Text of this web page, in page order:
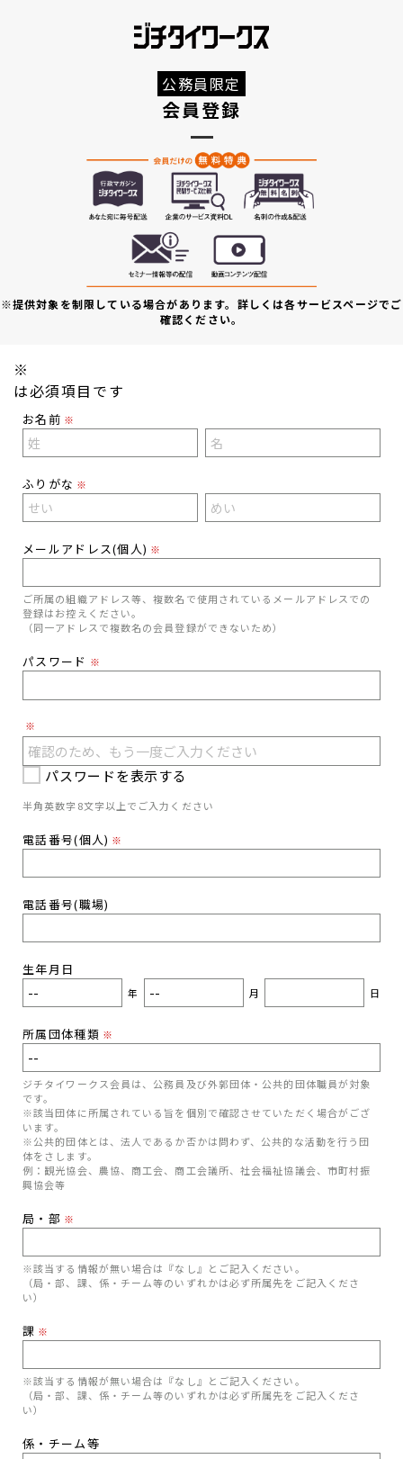
公務員限定
会員登録
※提供対象を制限している場合があります。詳しくは各サービスページでご
確認ください。
※
は必須項目です
お名前 ※
ふりがな ※
メールアドレス(個人) ※
ご所属の組織アドレス等、複数名で使用されているメールアドレスでの
登録はお控えください。
（同一アドレスで複数名の会員登録ができないため）
パスワード ※
※
パスワードを表示する
半角英数字8文字以上でご入力ください
電話番号(個人) ※
電話番号(職場)
生年月日
年 月 日
所属団体種類 ※
ジチタイワークス会員は、公務員及び外郭団体・公共的団体職員が対象
です。
※該当団体に所属されている旨を個別で確認させていただく場合がござ
います。
※公共的団体とは、法人であるか否かは問わず、公共的な活動を行う団
体をさします。
例：観光協会、農協、商工会、商工会議所、社会福祉協議会、市町村振
興協会等
局・部 ※
※該当する情報が無い場合は『なし』とご記入ください。
（局・部、課、係・チーム等のいずれかは必ず所属先をご記入くださ
い）
課 ※
※該当する情報が無い場合は『なし』とご記入ください。
（局・部、課、係・チーム等のいずれかは必ず所属先をご記入くださ
い）
係・チーム等